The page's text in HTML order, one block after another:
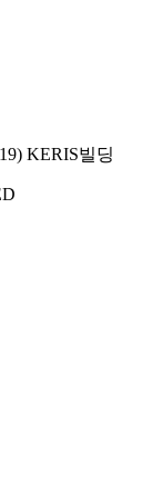
KERIS빌딩